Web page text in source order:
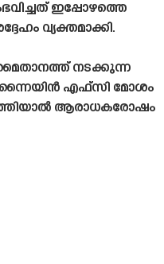
ഇപ്പോഴത്തെ
വ്യക്തമാക്കി.
നടക്കുന്ന
എഫ്‌സി മോശം
ആരാധകരോഷം